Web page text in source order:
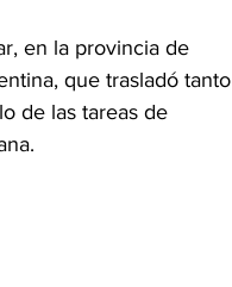
en la provincia de
que trasladó tanto
de las tareas de